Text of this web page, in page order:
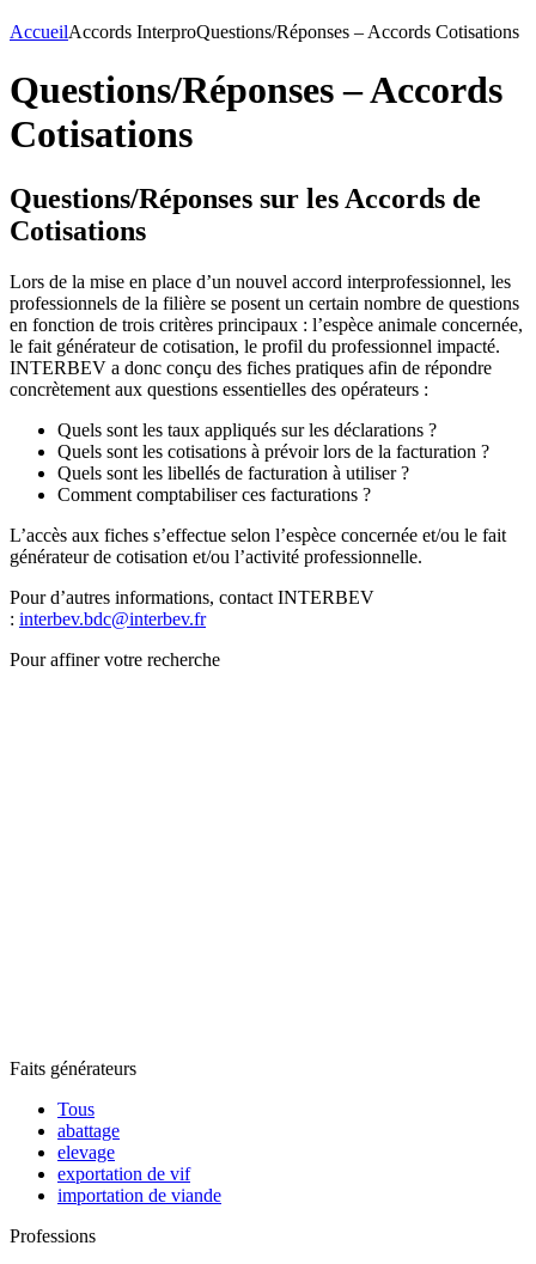
AccueilAccords InterproQuestions/Réponses – Accords Cotisations
Questions/Réponses – Accords
Cotisations
Questions/Réponses sur les Accords de
Cotisations
Lors de la mise en place d’un nouvel accord interprofessionnel, les
professionnels de la filière se posent un certain nombre de questions
en fonction de trois critères principaux : l’espèce animale concernée,
le fait générateur de cotisation, le profil du professionnel impacté.
INTERBEV a donc conçu des fiches pratiques afin de répondre
concrètement aux questions essentielles des opérateurs :
Quels sont les taux appliqués sur les déclarations ?
Quels sont les cotisations à prévoir lors de la facturation ?
Quels sont les libellés de facturation à utiliser ?
Comment comptabiliser ces facturations ?
L’accès aux fiches s’effectue selon l’espèce concernée et/ou le fait
générateur de cotisation et/ou l’activité professionnelle.
Pour d’autres informations, contact INTERBEV
: interbev.bdc@interbev.fr
Pour affiner votre recherche
Faits générateurs
Tous
abattage
elevage
exportation de vif
importation de viande
Professions